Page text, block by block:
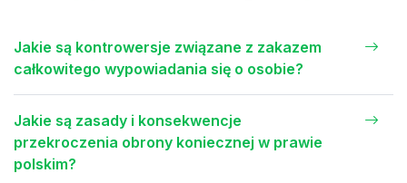
Jakie są kontrowersje związane z zakazem
całkowitego wypowiadania się o osobie?
Jakie są zasady i konsekwencje
przekroczenia obrony koniecznej w prawie
polskim?